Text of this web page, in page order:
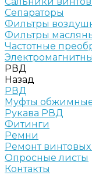
Сепараторы
Фильтры
Фильтры
Частотные
РВД
Назад
РВД
Муфты
Рукава РВД
Фитинги
Ремни
Ремонт
Опросные листы
Контакты